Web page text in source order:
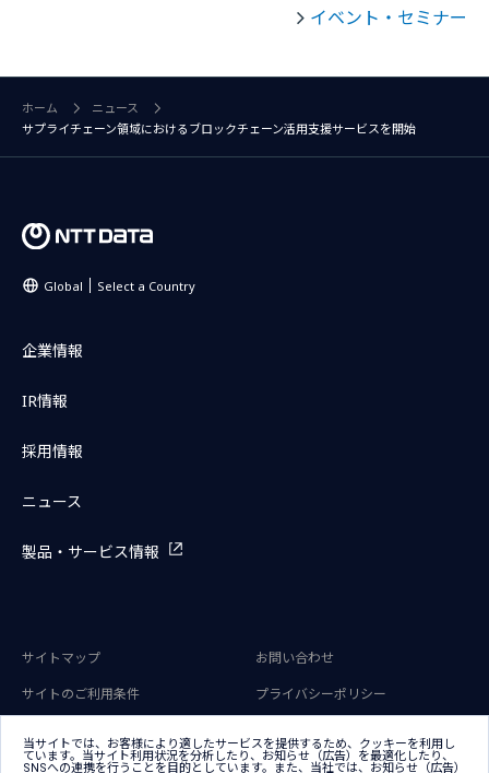
イベント・セミナー
ホーム
ニュース
サプライチェーン領域におけるブロックチェーン活用支援サービスを開始
Global Select a Country
企業情報
IR情報
採用情報
ニュース
製品・サービス情報
サイトマップ
お問い合わせ
サイトのご利用条件
プライバシーポリシー
クッキー（Cookie）プリファレン
当サイトでは、お客様により適したサービスを提供するため、クッキーを利用し
ています。当サイト利用状況を分析したり、お知らせ（広告）を最適化したり、
SNSへの連携を行うことを目的としています。また、当社では、お知らせ（広告）